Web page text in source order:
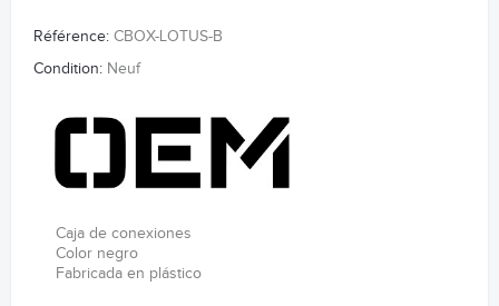
Référence: CBOX-LOTUS-B
Condition: Neuf
Caja de conexiones
Color negro
Fabricada en plástico